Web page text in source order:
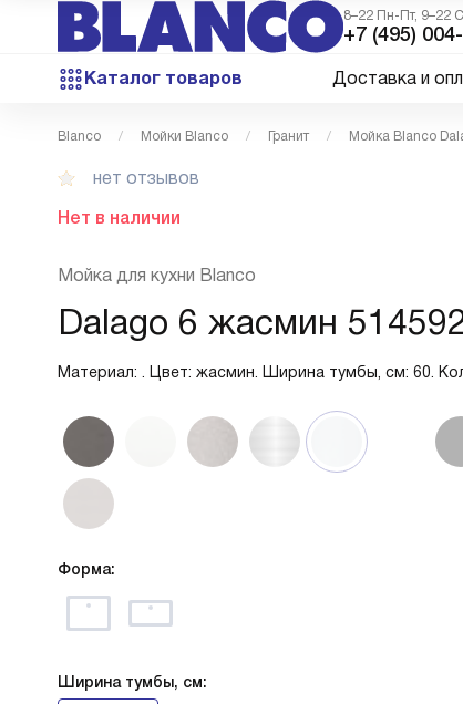
8–22 Пн-Пт, 9–22
+7 (495)
Каталог товаров Доставка и
Blanco Мойки Blanco Гранит Мойка Blanco
нет отзывов
Нет в наличии
Мойка для кухни Blanco
Dalago 6 жасмин
Материал: . Цвет: жасмин. Ширина тумбы, см: 60.
Форма:
Ширина тумбы, см: